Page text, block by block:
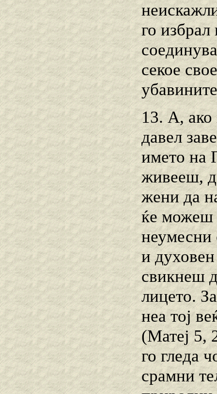
го избрал
секое
13. А, ако
давел
името на
живееш,
жени да
ќе можеш
неумесни
и
свикнеш
лицето.
неа тој
(Матеј 5,
го гледа
срамни